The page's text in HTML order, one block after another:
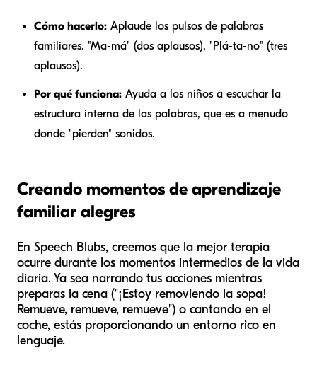
Cómo hacerlo: Aplaude los pulsos de palabras
familiares. "Ma-má" (dos aplausos), "Plá-ta-no" (tres
aplausos).
Por qué funciona: Ayuda a los niños a escuchar la
estructura interna de las palabras, que es a menudo
donde "pierden" sonidos.
Creando momentos de aprendizaje
familiar alegres
En Speech Blubs, creemos que la mejor terapia
ocurre durante los momentos intermedios de la vida
diaria. Ya sea narrando tus acciones mientras
preparas la cena ("¡Estoy removiendo la sopa!
Remueve, remueve, remueve") o cantando en el
coche, estás proporcionando un entorno rico en
lenguaje.